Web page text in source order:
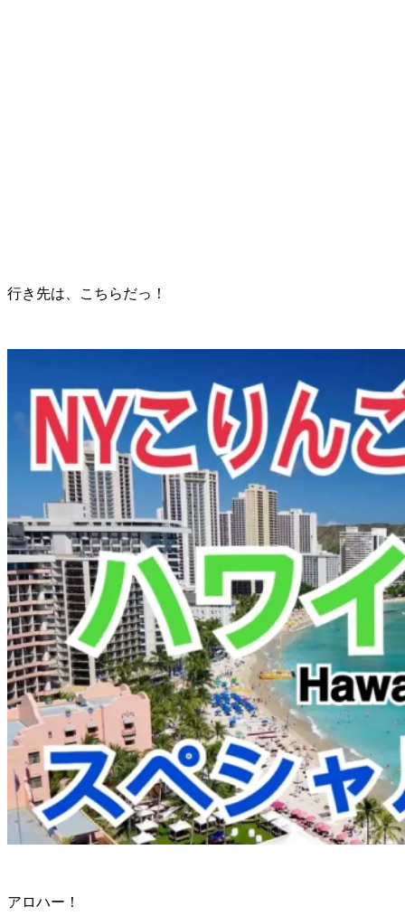
行き先は、こちらだっ！
アロハー！